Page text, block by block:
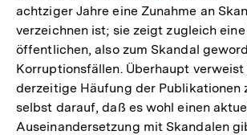
Auflösung
der
Fußnote
achtziger Jahre eine Zunahme an
verzeichnen ist; sie zeigt zugleich
öffentlichen, also zum Skandal
Korruptionsfällen. Überhaupt verweist
derzeitige Häufung der Publikationen
selbst darauf, daß es wohl einen
Auseinandersetzung mit Skandalen